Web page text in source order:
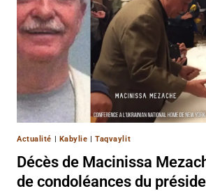
Actualité | Kabylie |Taqvaylit
Décès de Macinissa
de condoléances du